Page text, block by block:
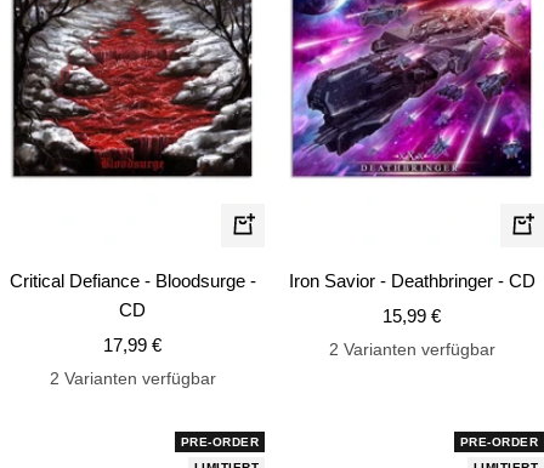
In
Critical Defiance - Bloodsurge -
CD
Angebotspreis
17,99 €
2 Varianten verfügbar
In
Iron Savior - Deathbringer - CD
Angebotspreis
15,99 €
2 Varianten verfügbar
PRE-ORDER
PRE-ORDER